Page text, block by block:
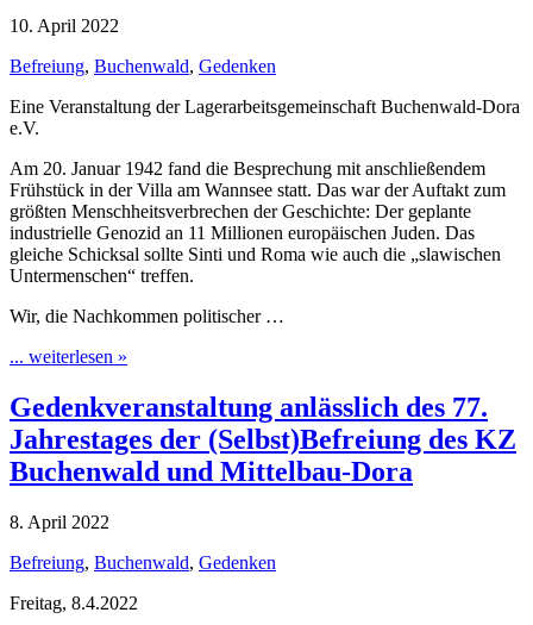
10. April 2022
Befreiung, Buchenwald, Gedenken
Eine Veranstaltung der Lagerarbeitsgemeinschaft Buchenwald-Dora
e.V.
Am 20. Januar 1942 fand die Besprechung mit anschließendem
Frühstück in der Villa am Wannsee statt. Das war der Auftakt zum
größten Menschheitsverbrechen der Geschichte: Der geplante
industrielle Genozid an 11 Millionen europäischen Juden. Das
gleiche Schicksal sollte Sinti und Roma wie auch die „slawischen
Untermenschen“ treffen.
Wir, die Nachkommen politischer …
... weiterlesen »
Gedenkveranstaltung anlässlich des 77.
Jahrestages der (Selbst)Befreiung des KZ
Buchenwald und Mittelbau-Dora
8. April 2022
Befreiung, Buchenwald, Gedenken
Freitag, 8.4.2022